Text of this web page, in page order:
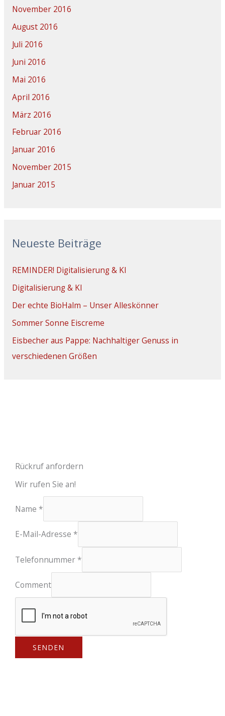
November 2016
August 2016
Juli 2016
Juni 2016
Mai 2016
April 2016
März 2016
Februar 2016
Januar 2016
November 2015
Januar 2015
Neueste Beiträge
REMINDER! Digitalisierung & KI
Digitalisierung & KI
Der echte BioHalm – Unser Alleskönner
Sommer Sonne Eiscreme
Eisbecher aus Pappe: Nachhaltiger Genuss in
verschiedenen Größen
Rückruf anfordern
Wir rufen Sie an!
Name *
E-Mail-Adresse *
Telefonnummer*
Comment
SENDEN